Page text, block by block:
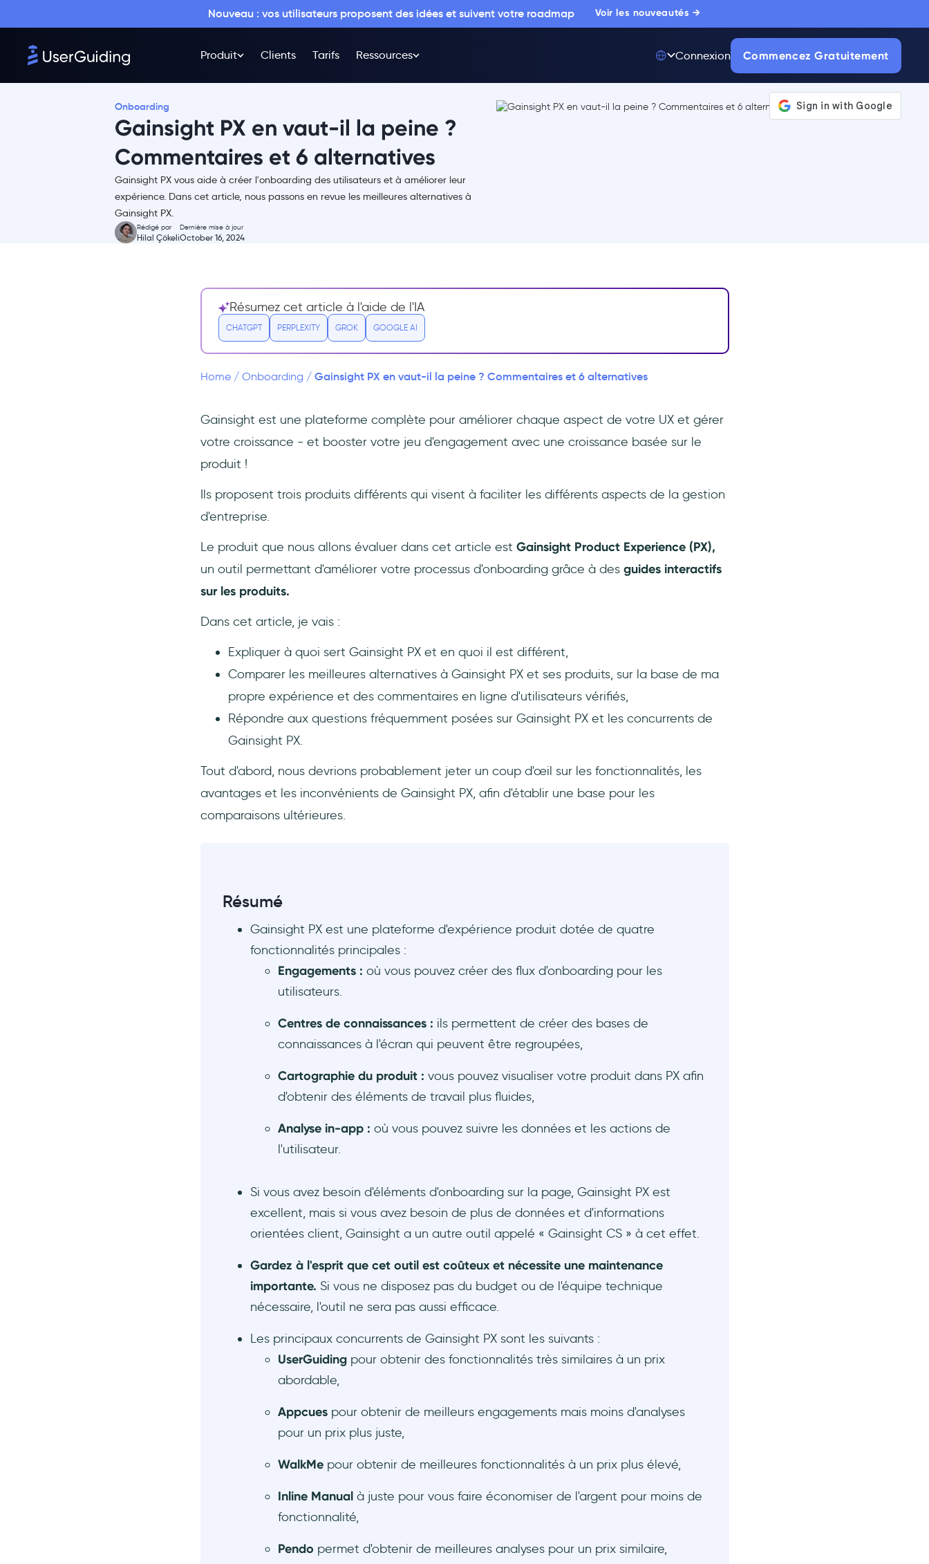
Nouveau : vos utilisateurs proposent des idées et suivent votre roadmap Voir les nouveautés →
Produit Clients Tarifs Ressources Connexion Commencez Gratuitement
Onboarding
Gainsight PX en vaut-il la peine ?
Commentaires et 6 alternatives
Gainsight PX vous aide à créer l'onboarding des utilisateurs et à améliorer leur
expérience. Dans cet article, nous passons en revue les meilleures alternatives à
Gainsight PX.
Rédigé par
Hilal Çökeli
Dernière mise à jour
October 16, 2024
Qu'est-ce que Gainsight PX ?
Les fonctionnalités de Gainsight
connaissances
3- Cartographie des
Résumez cet article à l'aide de l'IA
CHATGPT PERPLEXITY GROK GOOGLE AI
Home/ Onboarding / Gainsight PX en vaut-il la peine ? Commentaires et 6 alternatives
Gainsight est une plateforme complète pour améliorer chaque aspect de votre UX et gérer
votre croissance - et booster votre jeu d'engagement avec une croissance basée sur le
produit !
Ils proposent trois produits différents qui visent à faciliter les différents aspects de la gestion
d'entreprise.
Le produit que nous allons évaluer dans cet article est Gainsight Product Experience (PX),
un outil permettant d'améliorer votre processus d'onboarding grâce à des guides interactifs
sur les produits.
Dans cet article, je vais :
Expliquer à quoi sert Gainsight PX et en quoi il est différent,
Comparer les meilleures alternatives à Gainsight PX et ses produits, sur la base de ma
propre expérience et des commentaires en ligne d'utilisateurs vérifiés,
Répondre aux questions fréquemment posées sur Gainsight PX et les concurrents de
Gainsight PX.
Tout d'abord, nous devrions probablement jeter un coup d'œil sur les fonctionnalités, les
avantages et les inconvénients de Gainsight PX, afin d'établir une base pour les
comparaisons ultérieures.
Résumé
Gainsight PX est une plateforme d'expérience produit dotée de quatre
fonctionnalités principales :
Engagements : où vous pouvez créer des flux d'onboarding pour les
utilisateurs.
Centres de connaissances : ils permettent de créer des bases de
connaissances à l'écran qui peuvent être regroupées,
Cartographie du produit : vous pouvez visualiser votre produit dans PX afin
d'obtenir des éléments de travail plus fluides,
Analyse in-app : où vous pouvez suivre les données et les actions de
l'utilisateur.
Si vous avez besoin d'éléments d'onboarding sur la page, Gainsight PX est
excellent, mais si vous avez besoin de plus de données et d'informations
orientées client, Gainsight a un autre outil appelé « Gainsight CS » à cet effet.
Gardez à l'esprit que cet outil est coûteux et nécessite une maintenance
importante. Si vous ne disposez pas du budget ou de l'équipe technique
nécessaire, l'outil ne sera pas aussi efficace.
Les principaux concurrents de Gainsight PX sont les suivants :
UserGuiding pour obtenir des fonctionnalités très similaires à un prix
abordable,
Appcues pour obtenir de meilleurs engagements mais moins d'analyses
pour un prix plus juste,
WalkMe pour obtenir de meilleures fonctionnalités à un prix plus élevé,
Inline Manual à juste pour vous faire économiser de l'argent pour moins de
fonctionnalité,
Pendo permet d'obtenir de meilleures analyses pour un prix similaire,